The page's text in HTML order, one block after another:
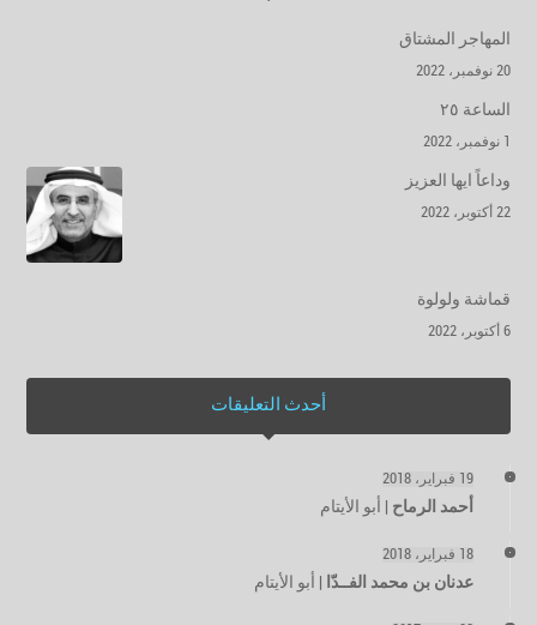
المهاجر المشتاق
20 نوفمبر، 2022
الساعة ٢٥
1 نوفمبر، 2022
وداعاً ايها العزيز
22 أكتوبر، 2022
قماشة ولولوة
6 أكتوبر، 2022
أحدث التعليقات
19 فبراير، 2018
أحمد الرماح أبو الأيتام
18 فبراير، 2018
عدنان بن محمد الفــدّا أبو الأيتام